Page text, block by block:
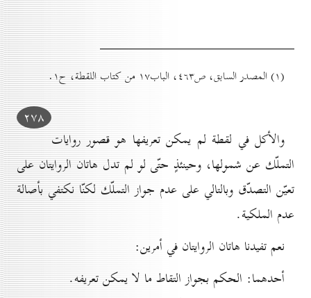
(۱) المصدر السابق، ص٤٦۳، الباب۱۷ من كتاب اللقطة، ح۱.
۲۷۸
والأكل في لقطة لم يمكن تعريفها هو قصور روايات
التملّك عن شمولها، وحينئذٍ حتّى لو لم تدل هاتان الروايتان على
تعيّن التصدّق وبالتالي على عدم جواز التملّك لكنّا نكتفي بأصالة
عدم الملكية.
نعم تفيدنا هاتان الروايتان في أمرين:
أحدهما: الحكم بجواز التقاط ما لا يمكن تعريفه.